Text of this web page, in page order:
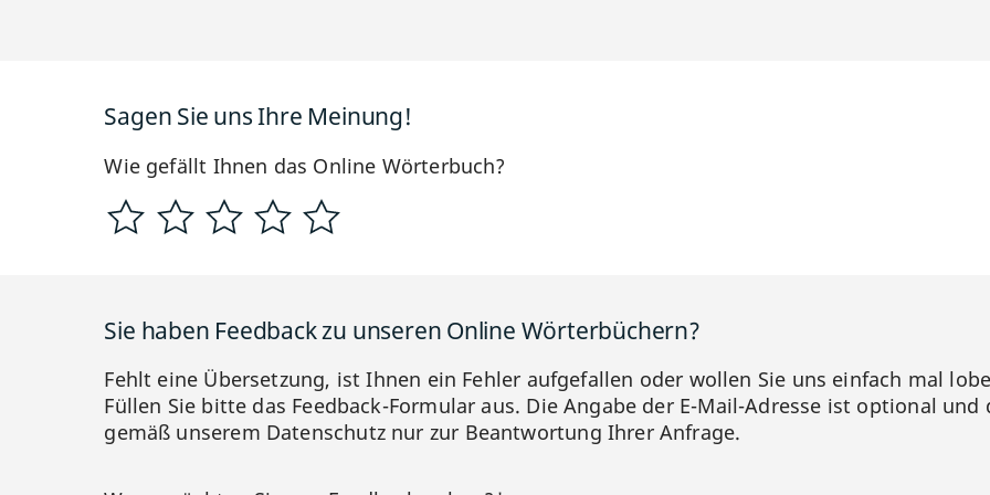
Sagen Sie uns Ihre Meinung!
Wie gefällt Ihnen das Online Wörterbuch?
Sie haben Feedback zu unseren Online Wörterbüchern?
Fehlt eine Übersetzung, ist Ihnen ein Fehler aufgefallen oder wollen Sie uns einfach mal
Füllen Sie bitte das Feedback-Formular aus. Die Angabe der E-Mail-Adresse ist optional und
gemäß unserem Datenschutz nur zur Beantwortung Ihrer Anfrage.